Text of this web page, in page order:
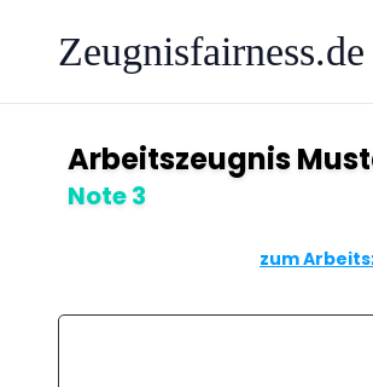
Zeugnisfairness.de
Arbeitszeugnis
Note 3
zum